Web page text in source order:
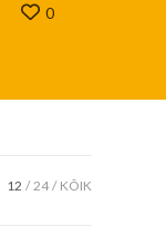
0
12 24 KÕIK